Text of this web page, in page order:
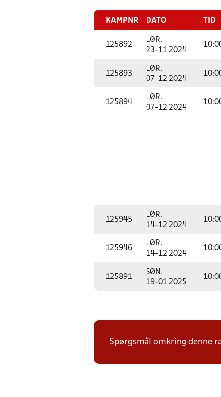
KAMPNR DATO TID
125892
LØR.
23-11 2024
125893
LØR.
07-12 2024
125894
LØR.
07-12 2024
125945
LØR.
14-12 2024
125946
LØR.
14-12 2024
125891
SØN.
19-01 2025
Spørgsmål omkring denne